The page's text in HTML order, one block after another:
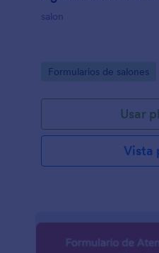
salon
Go to Category:
Formularios de salones
Usar
Vista